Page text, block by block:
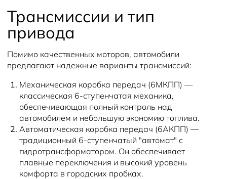
Трансмиссии и тип
привода
Помимо качественных моторов, автомобили
предлагают надежные варианты трансмиссий:
Механическая коробка передач (6МКПП) —
классическая 6-ступенчатая механика,
обеспечивающая полный контроль над
автомобилем и небольшую экономию топлива.
Автоматическая коробка передач (6АКПП) —
традиционный 6-ступенчатый "автомат" с
гидротрансформатором. Он обеспечивает
плавные переключения и высокий уровень
комфорта в городских пробках.